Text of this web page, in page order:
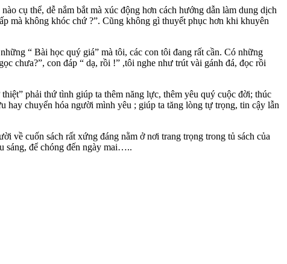
cụ thể, dễ nắm bắt mà xúc động hơn cách hướng dẫn làm dung dịch
mà không khóc chứ ?”. Cũng không gì thuyết phục hơn khi khuyên
“ Bài học quý giá” mà tôi, các con tôi đang rất cần. Có những
chưa?”, con đáp “ dạ, rồi !” ,tôi nghe như trút vài gánh đá, đọc rồi
phải thứ tình giúp ta thêm năng lực, thêm yêu quý cuộc đời; thúc
hay chuyển hóa người mình yêu ; giúp ta tăng lòng tự trọng, tin cậy lẫn
về cuốn sách rất xứng đáng nằm ở nơi trang trọng trong tủ sách của
sáng, để chóng đến ngày mai…..